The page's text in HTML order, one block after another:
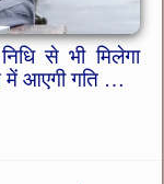
से भी मिलेगा
में आएगी गति …